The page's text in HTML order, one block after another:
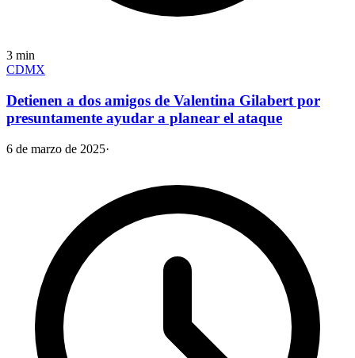
3 min
CDMX
Detienen a dos amigos de Valentina Gilabert por
presuntamente ayudar a planear el ataque
6 de marzo de 2025·